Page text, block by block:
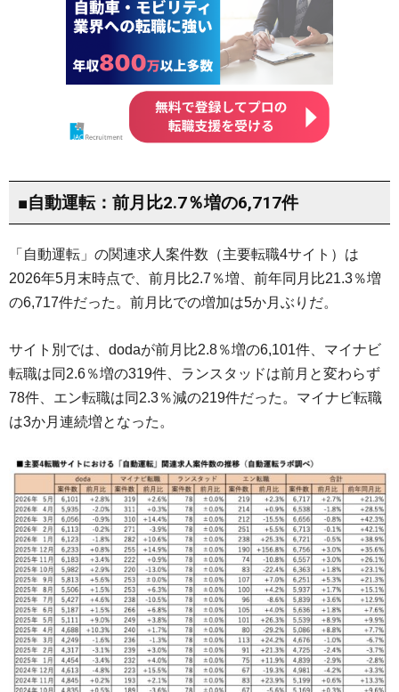
■自動運転：前月比2.7％増の6,717件
「自動運転」の関連求人案件数（主要転職4サイト）は
2026年5月末時点で、前月比2.7％増、前年同月比21.3％増
の6,717件だった。前月比での増加は5か月ぶりだ。
サイト別では、dodaが前月比2.8％増の6,101件、マイナビ
転職は同2.6％増の319件、ランスタッドは前月と変わらず
78件、エン転職は同2.3％減の219件だった。マイナビ転職
は3か月連続増となった。